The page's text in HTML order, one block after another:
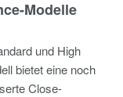
Modelle
und High
bietet eine noch
Close-